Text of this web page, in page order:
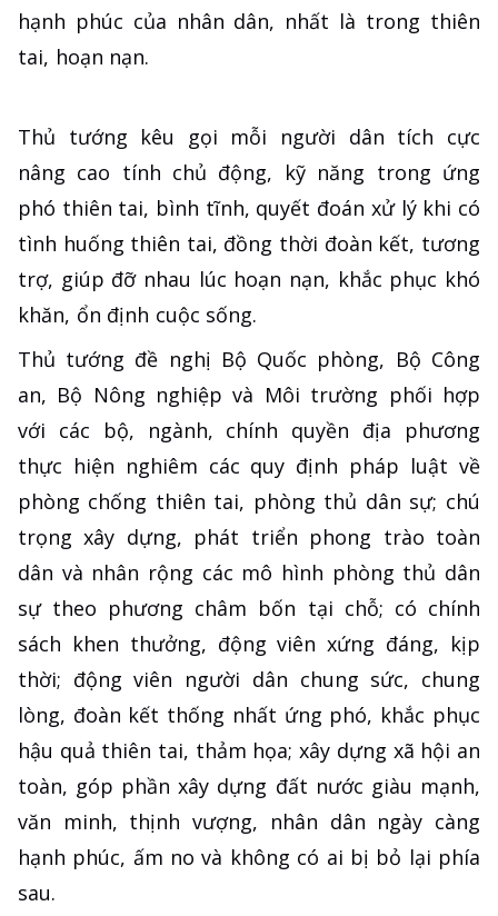
hạnh phúc của nhân dân, nhất là trong thiên
tai, hoạn nạn.
Thủ tướng kêu gọi mỗi người dân tích cực
nâng cao tính chủ động, kỹ năng trong ứng
phó thiên tai, bình tĩnh, quyết đoán xử lý khi có
tình huống thiên tai, đồng thời đoàn kết, tương
trợ, giúp đỡ nhau lúc hoạn nạn, khắc phục khó
khăn, ổn định cuộc sống.
Thủ tướng đề nghị Bộ Quốc phòng, Bộ Công
an, Bộ Nông nghiệp và Môi trường phối hợp
với các bộ, ngành, chính quyền địa phương
thực hiện nghiêm các quy định pháp luật về
phòng chống thiên tai, phòng thủ dân sự; chú
trọng xây dựng, phát triển phong trào toàn
dân và nhân rộng các mô hình phòng thủ dân
sự theo phương châm bốn tại chỗ; có chính
sách khen thưởng, động viên xứng đáng, kịp
thời; động viên người dân chung sức, chung
lòng, đoàn kết thống nhất ứng phó, khắc phục
hậu quả thiên tai, thảm họa; xây dựng xã hội an
toàn, góp phần xây dựng đất nước giàu mạnh,
văn minh, thịnh vượng, nhân dân ngày càng
hạnh phúc, ấm no và không có ai bị bỏ lại phía
sau.